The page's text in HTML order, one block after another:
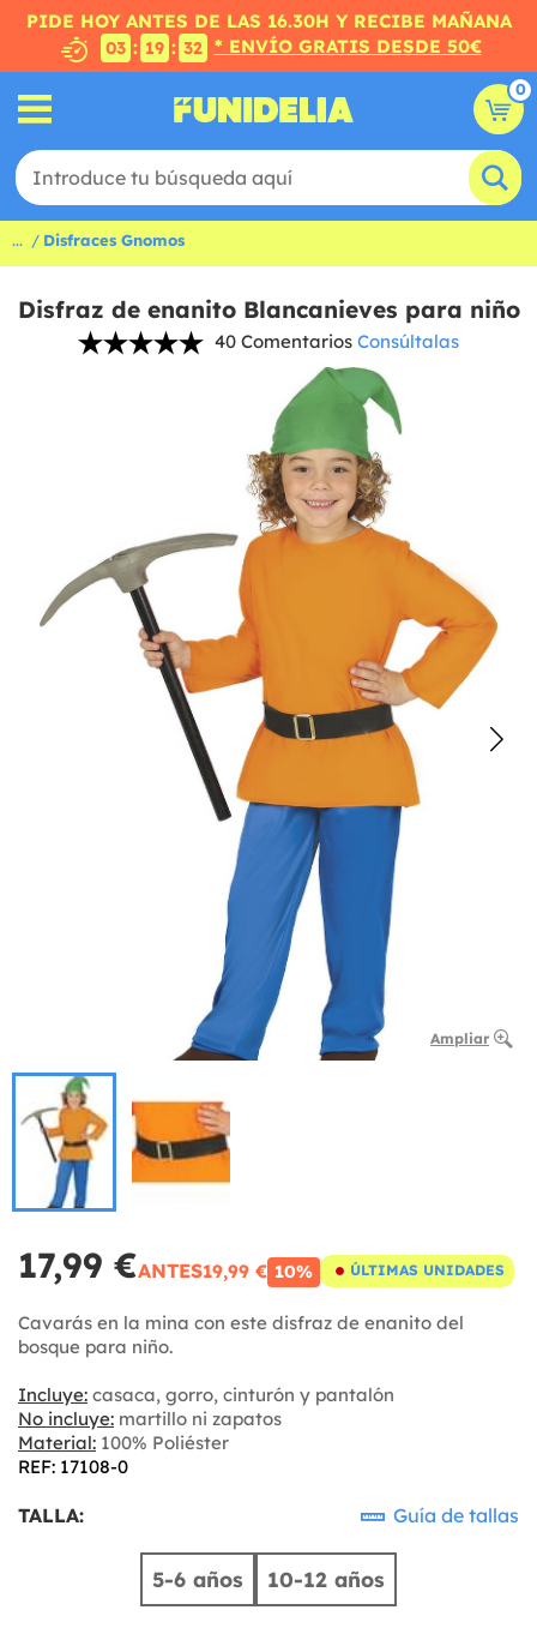
PIDE HOY ANTES DE LAS 16.30H Y RECIBE MAÑANA
03 : 19 : 31 * ENVÍO GRATIS DESDE 50€
0
... Disfraces Gnomos
Disfraz de enanito Blancanieves para niño
40 Comentarios Consúltalas
Ampliar
17,99 €ANTES19,99 € 10% ÚLTIMAS UNIDADES
Cavarás en la mina con este disfraz de enanito del
bosque para niño.
Incluye: casaca, gorro, cinturón y pantalón
No incluye: martillo ni zapatos
Material: 100% Poliéster
REF: 17108-0
TALLA: Guía de tallas
5-6 años 10-12 años